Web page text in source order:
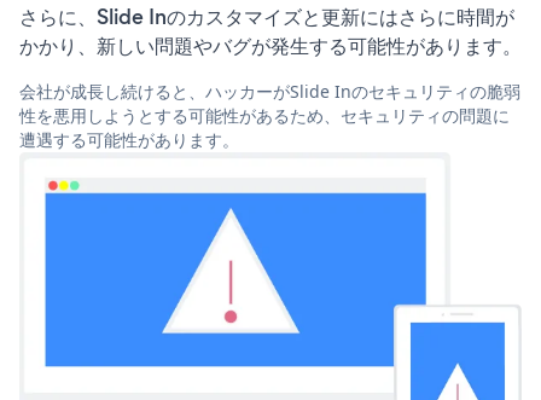
さらに、Slide Inのカスタマイズと更新にはさらに時間が
かかり、新しい問題やバグが発生する可能性があります。
会社が成長し続けると、ハッカーがSlide Inのセキュリティの脆弱
性を悪用しようとする可能性があるため、セキュリティの問題に
遭遇する可能性があります。